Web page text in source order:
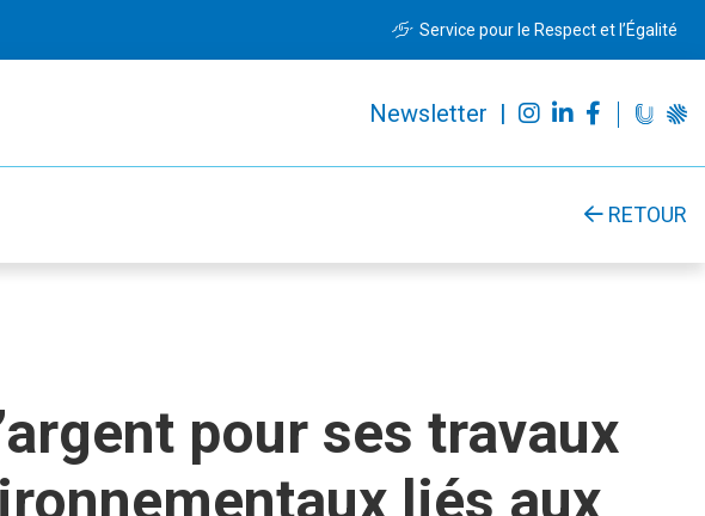
Service pour le Respect et l’Égalité
Newsletter |
RETOUR
pour ses travaux
liés aux